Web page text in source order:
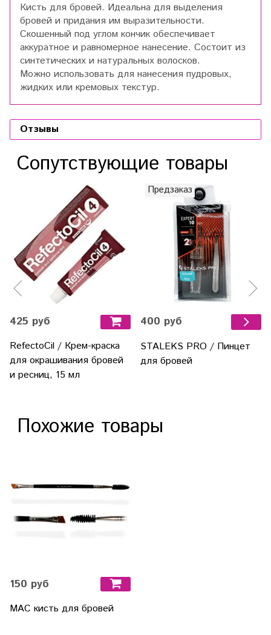
Кисть для бровей. Идеальна для выделения
бровей и придания им выразительности.
Скошенный под углом кончик обеспечивает
аккуратное и равномерное нанесение. Состоит из
синтетических и натуральных волосков.
Можно использовать для нанесения пудровых,
жидких или кремовых текстур.
Отзывы
Сопутствующие товары
425 руб
RefectoCil / Крем-краска
для окрашивания бровей
и ресниц, 15 мл
Предзаказ
400 руб
STALEKS PRO / Пинцет
для бровей
Похожие товары
150 руб
MAC кисть для бровей